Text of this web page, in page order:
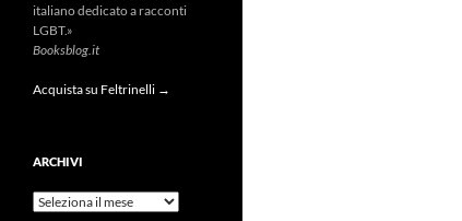
italiano dedicato a racconti
LGBT.»
Booksblog.it
Acquista su Feltrinelli →
ARCHIVI
Archivi